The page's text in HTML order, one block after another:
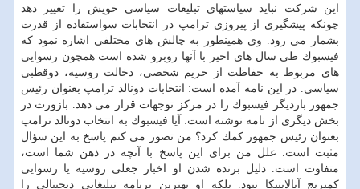
این شركت نباید سیاستهای تبلیغات سیاسی خویش را تغییر دهد
چونكه پیشگیری از پیروزی ترامپ در انتخابات سواستفاده از قدرت
بشمار می رود. وی همینطور به چالش های مختلفی اشاره نمود كه
فیسبوك طی سال های اخیر با آنها روبرو شده است همچون رسوایی
های مربوط به حفاظت از حریم شخصی، دخالت روسیه، دوقطبی
سیاسی. در این نامه آمده است: انتخابات دونالد ترامپ بعنوان رئیس
جمهور باردیگر فیسبوك را در مركز توجهات قرار می دهد. بازورث در
بخش دیگری از نامه نوشته است: آیا فیسبوك به انتخاب دونالد ترامپ
بعنوان رئیس جمهور كمك كرد؟ من تصور می كنم پاسخ به این سؤال
مثبت است. علل من برای این پاسخ با آنچه در ذهن شما است،
متفاوت است. دلیل برنده شدن او اخبار جعلی روسیه یا رسوایی
كمبریج آنالایتیكا نبود. بلكه او بهترین برنامه تبلیغاتی دیجیتالی را